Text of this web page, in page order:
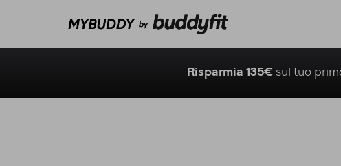
Risparmia 135€ sul tuo